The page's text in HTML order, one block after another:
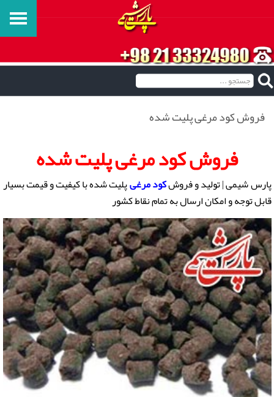
فروش کود مرغی پلیت شده
فروش کود مرغی پلیت شده
پارس شیمی | تولید و فروشکود مرغیپلیت شده با کیفیت و قیمت بسیار
قابل توجه و امکان ارسال به تمام نقاط کشور